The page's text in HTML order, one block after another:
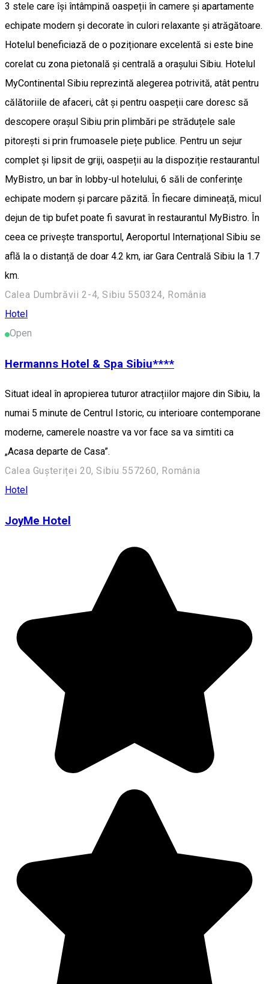
3 stele care își întâmpină oaspeții în camere și apartamente
echipate modern și decorate în culori relaxante și atrăgătoare.
Hotelul beneficiază de o poziționare excelentă si este bine
corelat cu zona pietonală și centrală a orașului Sibiu. Hotelul
MyContinental Sibiu reprezintă alegerea potrivită, atât pentru
călătoriile de afaceri, cât și pentru oaspeții care doresc să
descopere orașul Sibiu prin plimbări pe străduțele sale
pitorești si prin frumoasele piețe publice. Pentru un sejur
complet și lipsit de griji, oaspeții au la dispoziție restaurantul
MyBistro, un bar în lobby-ul hotelului, 6 săli de conferințe
echipate modern și parcare păzită. În fiecare dimineață, micul
dejun de tip bufet poate fi savurat în restaurantul MyBistro. În
ceea ce privește transportul, Aeroportul Internațional Sibiu se
află la o distanță de doar 4.2 km, iar Gara Centrală Sibiu la 1.7
km.
Calea Dumbrăvii 2-4, Sibiu 550324, România
Hotel
Open
Hermanns Hotel & Spa Sibiu****
Situat ideal în apropierea tuturor atracțiilor majore din Sibiu, la
numai 5 minute de Centrul Istoric, cu interioare contemporane
moderne, camerele noastre va vor face sa va simtiti ca
„Acasa departe de Casa”.
Calea Gușteriței 20, Sibiu 557260, România
Hotel
JoyMe Hotel